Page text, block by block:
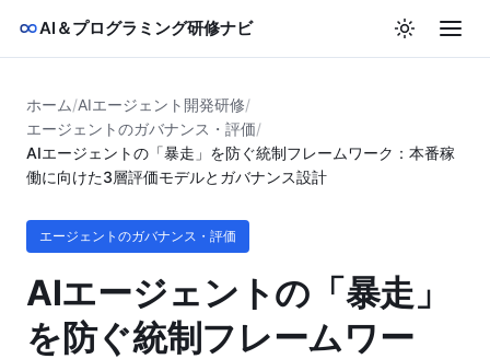
AI＆プログラミング研修ナビ
ホーム/AIエージェント開発研修/
エージェントのガバナンス・評価/
AIエージェントの「暴走」を防ぐ統制フレームワーク：本番稼
働に向けた3層評価モデルとガバナンス設計
エージェントのガバナンス・評価
AIエージェントの「暴走」
を防ぐ統制フレームワー